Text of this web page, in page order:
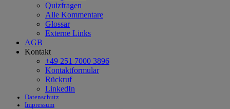
Quizfragen
Alle Kommentare
Glossar
Externe Links
AGB
Kontakt
+49 251 7000 3896
Kontaktformular
Rückruf
LinkedIn
Datenschutz
Impressum